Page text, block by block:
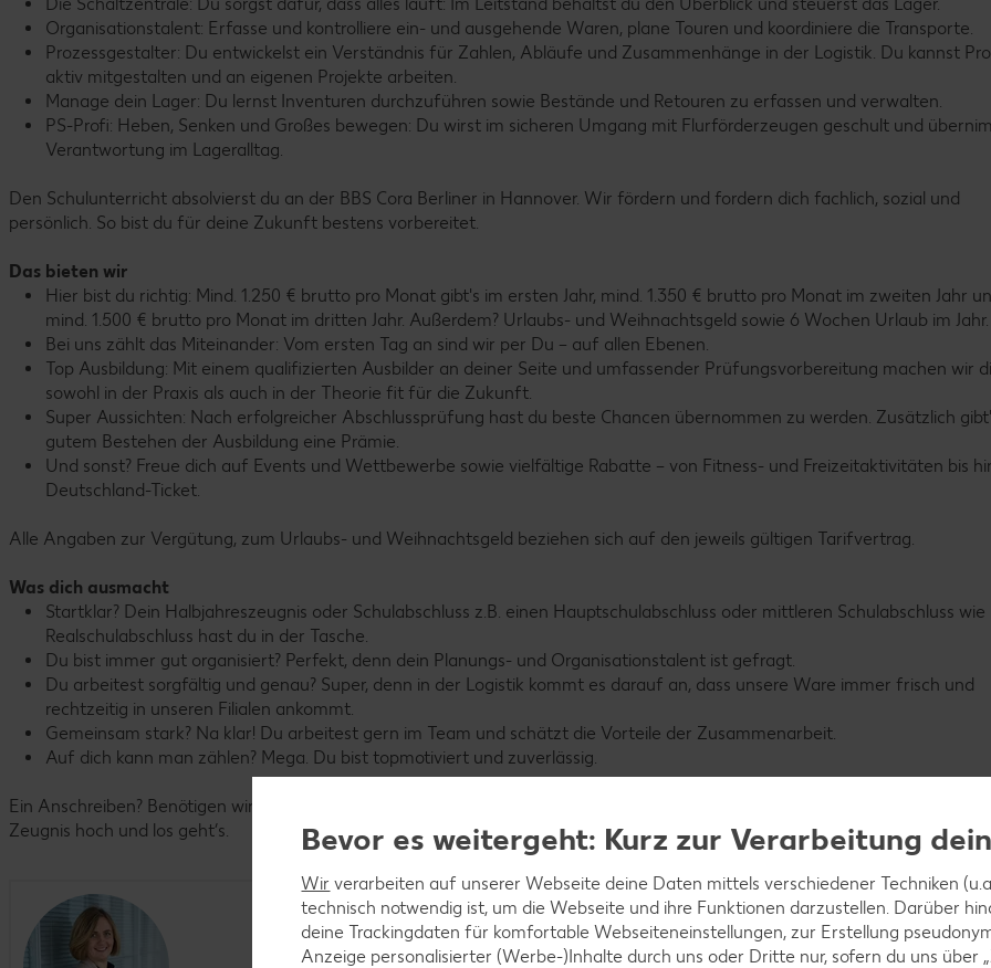
Organisationstalent: Erfasse und kontrolliere ein- und ausgehende Waren, plane Touren und koordiniere die Transporte.
Prozessgestalter: Du entwickelst ein Verständnis für Zahlen, Abläufe und Zusammenhänge in der Logistik. Du kannst
aktiv mitgestalten und an eigenen Projekte arbeiten.
Manage dein Lager: Du lernst Inventuren durchzuführen sowie Bestände und Retouren zu erfassen und verwalten.
PS-Profi: Heben, Senken und Großes bewegen: Du wirst im sicheren Umgang mit Flurförderzeugen geschult und
Verantwortung im Lageralltag.
Den Schulunterricht absolvierst du an der BBS Cora Berliner in Hannover. Wir fördern und fordern dich fachlich, sozial und
persönlich. So bist du für deine Zukunft bestens vorbereitet.
Das bieten wir
Hier bist du richtig: Mind. 1.250 € brutto pro Monat gibt's im ersten Jahr, mind. 1.350 € brutto pro Monat im zweiten Jahr
mind. 1.500 € brutto pro Monat im dritten Jahr. Außerdem? Urlaubs- und Weihnachtsgeld sowie 6 Wochen Urlaub im Jahr.
Bei uns zählt das Miteinander: Vom ersten Tag an sind wir per Du – auf allen Ebenen.
Top Ausbildung: Mit einem qualifizierten Ausbilder an deiner Seite und umfassender Prüfungsvorbereitung machen wir
sowohl in der Praxis als auch in der Theorie fit für die Zukunft.
Super Aussichten: Nach erfolgreicher Abschlussprüfung hast du beste Chancen übernommen zu werden. Zusätzlich
gutem Bestehen der Ausbildung eine Prämie.
Und sonst? Freue dich auf Events und Wettbewerbe sowie vielfältige Rabatte – von Fitness- und Freizeitaktivitäten bis
Deutschland-Ticket.
Alle Angaben zur Vergütung, zum Urlaubs- und Weihnachtsgeld beziehen sich auf den jeweils gültigen Tarifvertrag.
Was dich ausmacht
Startklar? Dein Halbjahreszeugnis oder Schulabschluss z.B. einen Hauptschulabschluss oder mittleren Schulabschluss wie
Realschulabschluss hast du in der Tasche.
Du bist immer gut organisiert? Perfekt, denn dein Planungs- und Organisationstalent ist gefragt.
Du arbeitest sorgfältig und genau? Super, denn in der Logistik kommt es darauf an, dass unsere Ware immer frisch und
rechtzeitig in unseren Filialen ankommt.
Gemeinsam stark? Na klar! Du arbeitest gern im Team und schätzt die Vorteile der Zusammenarbeit.
Auf dich kann man zählen? Mega. Du bist topmotiviert und zuverlässig.
Ein Anschreiben? Benötigen wir nicht. Klick einfach auf den Button „Jetzt bewerben“, lade deinen Lebenslauf sowie das letzte
Zeugnis hoch und los geht’s.
Bevor es weitergeht: Kurz zur Verarbeitung
Wir verarbeiten auf unserer Webseite deine Daten mittels verschiedener Techniken
technisch notwendig ist, um die Webseite und ihre Funktionen darzustellen. Darüber
deine Trackingdaten für komfortable Webseiteneinstellungen, zur Erstellung
Anzeige personalisierter (Werbe-)Inhalte durch uns oder Dritte nur, sofern du uns über